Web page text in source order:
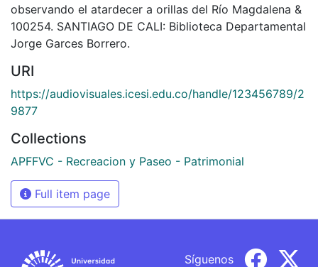
observando el atardecer a orillas del Río Magdalena &
100254. SANTIAGO DE CALI: Biblioteca Departamental
Jorge Garces Borrero.
URI
https://audiovisuales.icesi.edu.co/handle/123456789/2
9877
Collections
APFFVC - Recreacion y Paseo - Patrimonial
Full item page
Síguenos